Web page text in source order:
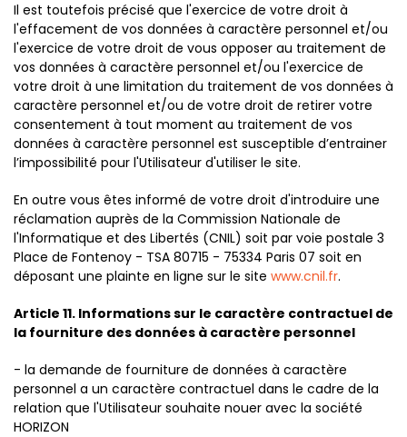
Il est toutefois précisé que l'exercice de votre droit à
l'effacement de vos données à caractère personnel et/ou
l'exercice de votre droit de vous opposer au traitement de
vos données à caractère personnel et/ou l'exercice de
votre droit à une limitation du traitement de vos données à
caractère personnel et/ou de votre droit de retirer votre
consentement à tout moment au traitement de vos
données à caractère personnel est susceptible d’entrainer
l’impossibilité pour l'Utilisateur d'utiliser le site.
En outre vous êtes informé de votre droit d'introduire une
réclamation auprès de la Commission Nationale de
l'Informatique et des Libertés (CNIL) soit par voie postale 3
Place de Fontenoy - TSA 80715 - 75334 Paris 07 soit en
déposant une plainte en ligne sur le site www.cnil.fr.
Article 11. Informations sur le caractère contractuel de
la fourniture des données à caractère personnel
- la demande de fourniture de données à caractère
personnel a un caractère contractuel dans le cadre de la
relation que l'Utilisateur souhaite nouer avec la société
HORIZON